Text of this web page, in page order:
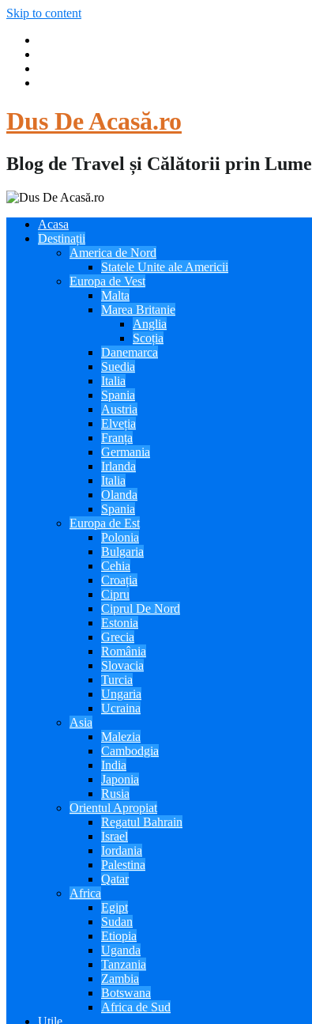
Skip to content
Dus De Acasă.ro
Blog de Travel și Călătorii prin Lume
Acasa
Destinații
America de Nord
Statele Unite ale Americii
Europa de Vest
Malta
Marea Britanie
Anglia
Scoția
Danemarca
Suedia
Italia
Spania
Austria
Elveția
Franța
Germania
Irlanda
Italia
Olanda
Spania
Europa de Est
Polonia
Bulgaria
Cehia
Croația
Cipru
Ciprul De Nord
Estonia
Grecia
România
Slovacia
Turcia
Ungaria
Ucraina
Asia
Malezia
Cambodgia
India
Japonia
Rusia
Orientul Apropiat
Regatul Bahrain
Israel
Iordania
Palestina
Qatar
Africa
Egipt
Sudan
Etiopia
Uganda
Tanzania
Zambia
Botswana
Africa de Sud
Utile